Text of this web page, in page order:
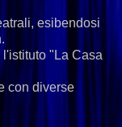
esibendosi
"La Casa
con diverse